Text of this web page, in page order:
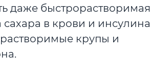
даже быстрорастворимая
сахара в крови и инсулина
крупы и